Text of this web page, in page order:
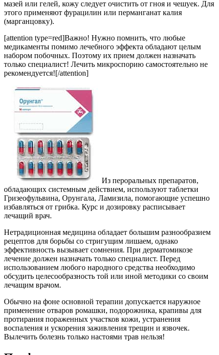
мазей или гелей, кожу следует очистить от гноя и чешуек. Для
этого применяют фурацилин или перманганат калия
(марганцовку).
[attention type=red]Важно! Нужно помнить, что любые
медикаменты помимо лечебного эффекта обладают целым
набором побочных. Поэтому их прием должен назначать
только специалист! Лечить микроспорию самостоятельно не
рекомендуется![/attention]
Из пероральных препаратов,
обладающих системным действием, используют таблетки
Гризеофульвина, Орунгала, Ламизила, помогающие успешно
избавляться от грибка. Курс и дозировку расписывает
лечащий врач.
Нетрадиционная медицина обладает большим разнообразием
рецептов для борьбы со стригущим лишаем, однако
эффективность вызывает сомнения. При дерматомикозе
лечение должен назначать только специалист. Перед
использованием любого народного средства необходимо
обсудить целесообразность той или иной методики со своим
лечащим врачом.
Обычно на фоне основной терапии допускается наружное
применение отваров ромашки, подорожника, крапивы для
протирания пораженных участков кожи, устранения
воспаления и ускорения заживления трещин и язвочек.
Вылечить болезнь только настоями трав нельзя!